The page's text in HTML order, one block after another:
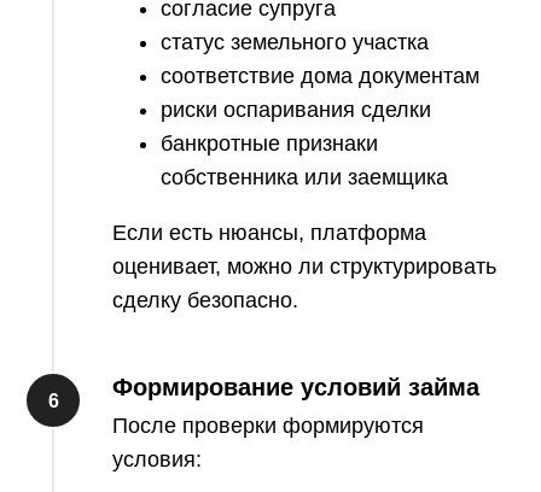
согласие супруга
статус земельного участка
соответствие дома документам
риски оспаривания сделки
банкротные признаки
собственника или заемщика
Если есть нюансы, платформа
оценивает, можно ли структурировать
сделку безопасно.
Формирование условий займа
После проверки формируются
условия: